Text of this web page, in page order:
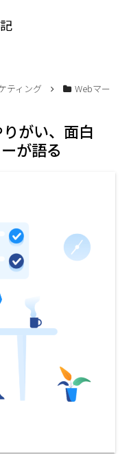
ティング Webマー
がい、面白
が語る